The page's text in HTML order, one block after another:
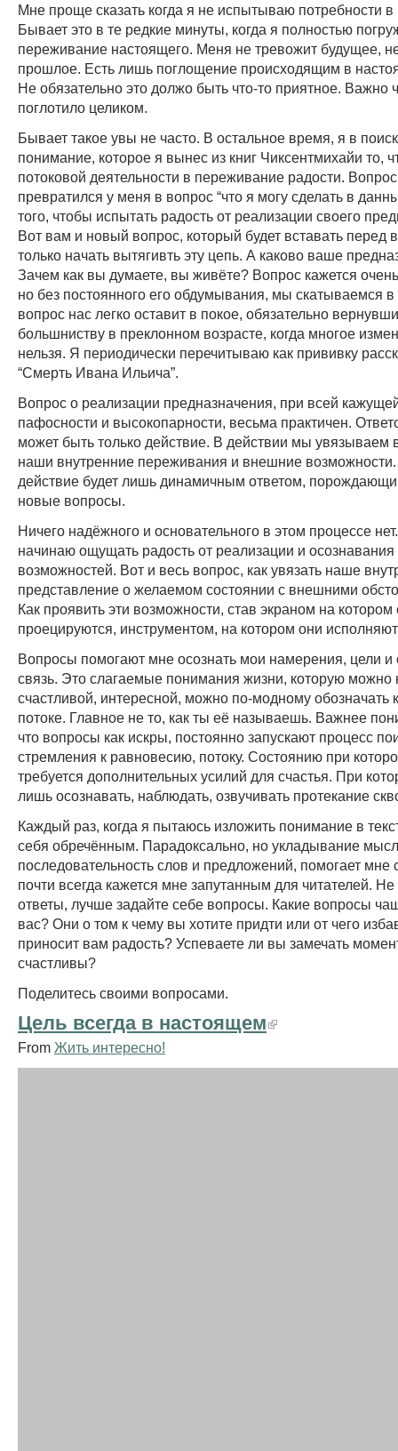
Мне проще сказать когда я не испытываю потребности в
Бывает это в те редкие минуты, когда я полностью
переживание настоящего. Меня не тревожит будущее,
прошлое. Есть лишь поглощение происходящим в
Не обязательно это должо быть что-то приятное. Важно
поглотило целиком.
Бывает такое увы не часто. В остальное время, я в
понимание, которое я вынес из книг Чиксентмихайи то,
потоковой деятельности в переживание радости. Вопрос
превратился у меня в вопрос “что я могу сделать в
того, чтобы испытать радость от реализации своего
Вот вам и новый вопрос, который будет вставать перед
только начать вытягивть эту цепь. А каково ваше
Зачем как вы думаете, вы живёте? Вопрос кажется
но без постоянного его обдумывания, мы скатываемся
вопрос нас легко оставит в покое, обязательно
большниству в преклонном возрасте, когда многое
нельзя. Я периодически перечитываю как прививку
“Смерть Ивана Ильича”.
Вопрос о реализации предназначения, при всей
пафосности и высокопарности, весьма практичен.
может быть только действие. В действии мы увязываем
наши внутренние переживания и внешние
действие будет лишь динамичным ответом,
новые вопросы.
Ничего надёжного и основательного в этом процессе
начинаю ощущать радость от реализации и
возможностей. Вот и весь вопрос, как увязать наше
представление о желаемом состоянии с внешними
Как проявить эти возможности, став экраном на котором
проецируются, инструментом, на котором они
Вопросы помогают мне осознать мои намерения, цели и
связь. Это слагаемые понимания жизни, которую можно
счастливой, интересной, можно по-модному обозначать
потоке. Главное не то, как ты её называешь. Важнее
что вопросы как искры, постоянно запускают процесс
стремления к равновесию, потоку. Состоянию при
требуется дополнительных усилий для счастья. При
лишь осознавать, наблюдать, озвучивать протекание
Каждый раз, когда я пытаюсь изложить понимание в
себя обречённым. Парадоксально, но укладывание
последовательность слов и предложений, помогает мне
почти всегда кажется мне запутанным для читателей.
ответы, лучше задайте себе вопросы. Какие вопросы
вас? Они о том к чему вы хотите придти или от чего
приносит вам радость? Успеваете ли вы замечать
счастливы?
Поделитесь своими вопросами.
Цель всегда в настоящем
From Жить интересно!